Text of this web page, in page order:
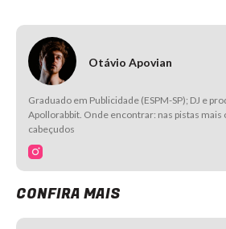
Otávio Apovian
Graduado em Publicidade (ESPM-SP); DJ e
Apollorabbit. Onde encontrar: nas pistas mais
cabeçudos
CONFIRA MAIS